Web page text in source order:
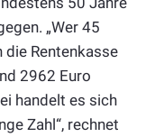
„Wer 45
Rentenkasse
2962 Euro
handelt es sich
Zahl“, rechnet